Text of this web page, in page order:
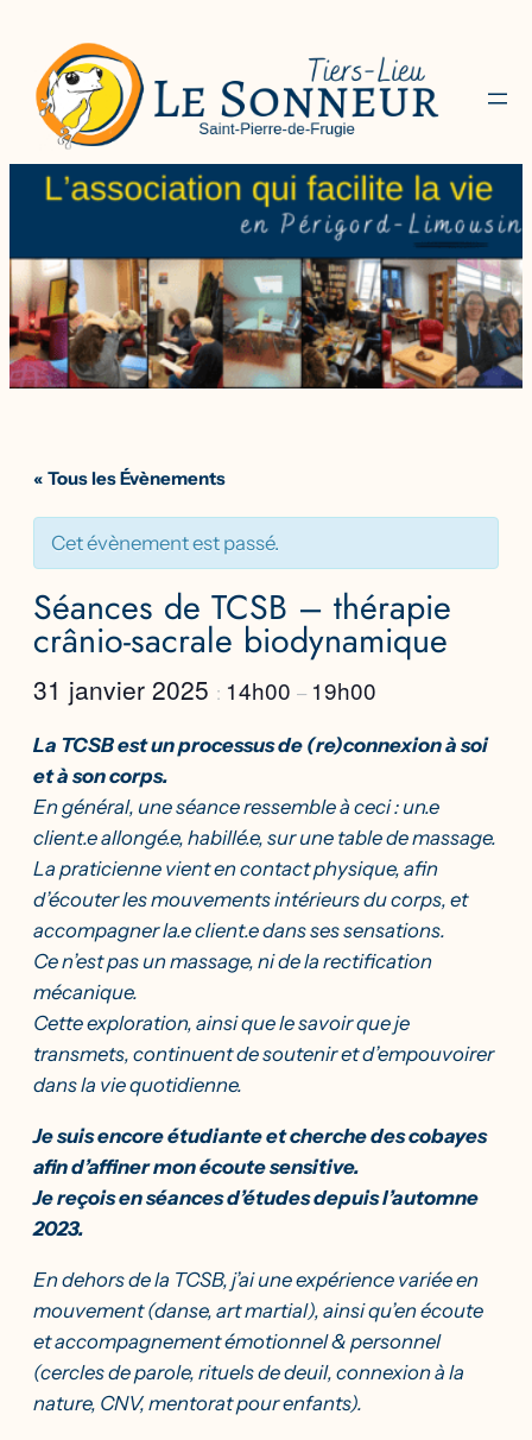
« Tous les Évènements
Cet évènement est passé.
Séances de TCSB – thérapie
crânio-sacrale biodynamique
31 janvier 2025 : 14h00 – 19h00
La TCSB est un processus de (re)connexion à soi
et à son corps.
En général, une séance ressemble à ceci : un.e
client.e allongé.e, habillé.e, sur une table de massage.
La praticienne vient en contact physique, afin
d’écouter les mouvements intérieurs du corps, et
accompagner la.e client.e dans ses sensations.
Ce n’est pas un massage, ni de la rectification
mécanique.
Cette exploration, ainsi que le savoir que je
transmets, continuent de soutenir et d’empouvoirer
dans la vie quotidienne.
Je suis encore étudiante et cherche des cobayes
afin d’affiner mon écoute sensitive.
Je reçois en séances d’études depuis l’automne
2023.
En dehors de la TCSB, j’ai une expérience variée en
mouvement (danse, art martial), ainsi qu’en écoute
et accompagnement émotionnel & personnel
(cercles de parole, rituels de deuil, connexion à la
nature, CNV, mentorat pour enfants).